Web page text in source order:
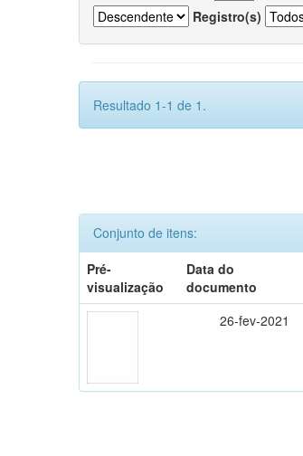
Registro(s)
Resultado 1-1 de 1.
Conjunto de itens:
Pré-
visualização
Data do
documento
26-fev-2021